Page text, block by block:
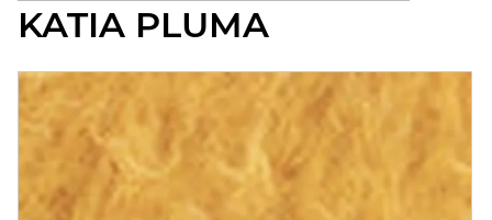
KATIA PLUMA